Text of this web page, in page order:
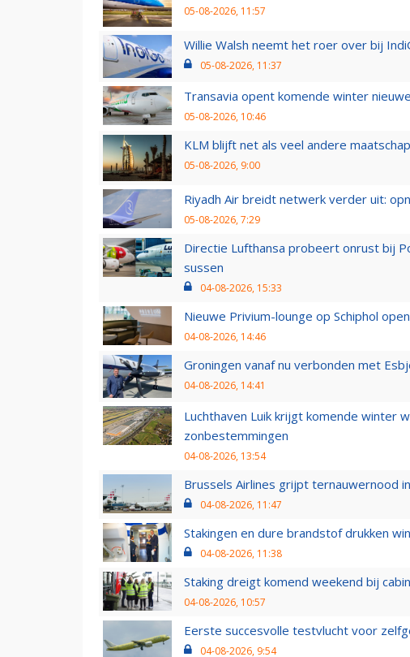
05-08-2026, 11:57
Willie Walsh neemt het roer over bij
05-08-2026, 11:37
Transavia opent komende winter
05-08-2026, 10:46
KLM blijft net als veel andere
05-08-2026, 9:00
Riyadh Air breidt netwerk verder uit:
05-08-2026, 7:29
Directie Lufthansa probeert onrust bij
sussen
04-08-2026, 15:33
Nieuwe Privium-lounge op Schiphol
04-08-2026, 14:46
Groningen vanaf nu verbonden met
04-08-2026, 14:41
Luchthaven Luik krijgt komende winter
zonbestemmingen
04-08-2026, 13:54
Brussels Airlines grijpt ternauwernood
04-08-2026, 11:47
Stakingen en dure brandstof drukken
04-08-2026, 11:38
Staking dreigt komend weekend bij
04-08-2026, 10:57
Eerste succesvolle testvlucht voor
04-08-2026, 9:54